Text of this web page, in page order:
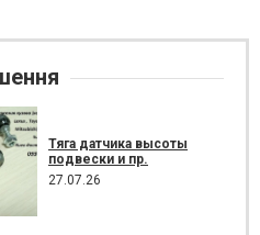
Тяга датчика высоты
подвески и пр.
27.07.26